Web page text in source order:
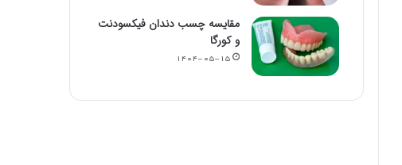
مقایسه چسب دندان فیکسودنت
و کورگا
۱۴۰۴-۰۵-۱۵